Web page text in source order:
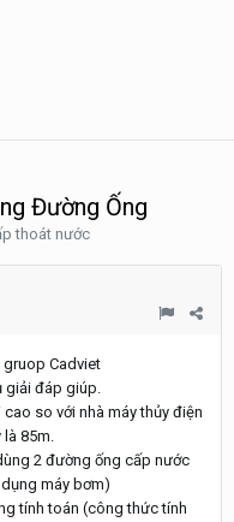
Đường Ống
thoát nước
gruop Cadviet
giải đáp giúp.
so với nhà máy thủy điện
là 85m.
2 đường ống cấp nước
máy bơm)
tính toán (công thức tính